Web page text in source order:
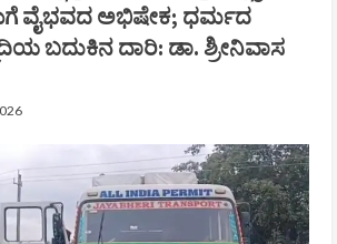
ವೈಭವದ ಅಭಿಷೇಕ; ಧರ್ಮದ
ಬದುಕಿನ ದಾರಿ: ಡಾ. ಶ್ರೀನಿವಾಸ